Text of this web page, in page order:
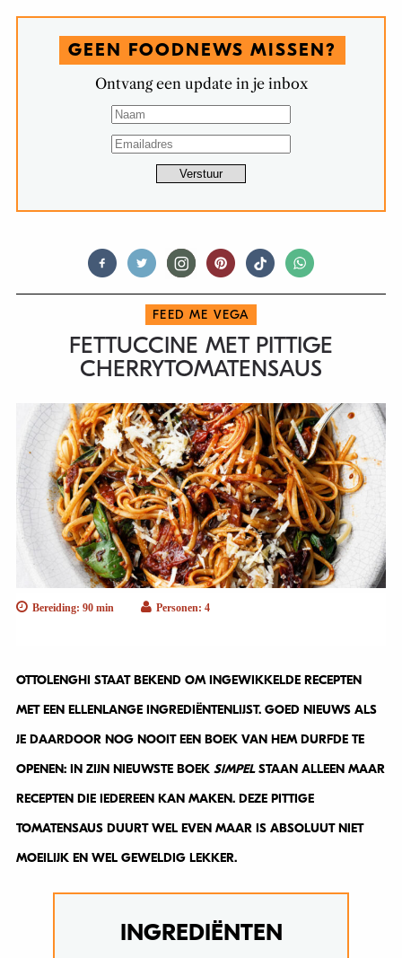
GEEN FOODNEWS MISSEN?
Ontvang een update in je inbox
FEED ME VEGA
FETTUCCINE MET PITTIGE
CHERRYTOMATENSAUS
Bereiding: 90 min Personen: 4
OTTOLENGHI STAAT BEKEND OM INGEWIKKELDE RECEPTEN
MET EEN ELLENLANGE INGREDIËNTENLIJST. GOED NIEUWS ALS
JE DAARDOOR NOG NOOIT EEN BOEK VAN HEM DURFDE TE
OPENEN: IN ZIJN NIEUWSTE BOEK SIMPELSTAAN ALLEEN MAAR
RECEPTEN DIE IEDEREEN KAN MAKEN. DEZE PITTIGE
TOMATENSAUS DUURT WEL EVEN MAAR IS ABSOLUUT NIET
MOEILIJK EN WEL GEWELDIG LEKKER.
INGREDIËNTEN